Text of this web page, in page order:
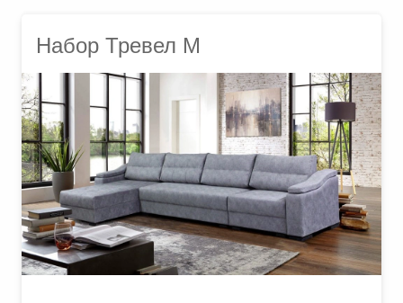
Набор Тревел М